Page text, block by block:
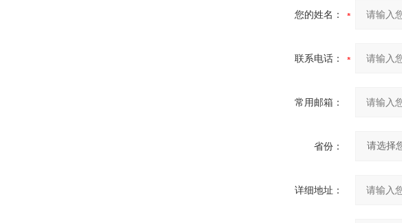
您的姓名：
联系电话：
常用邮箱：
省份：
详细地址：